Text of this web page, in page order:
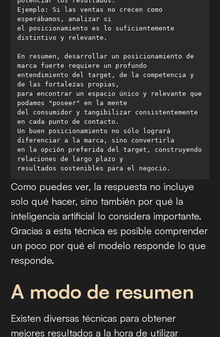
Ejemplo: Si las ventas no crecen como
el posicionamiento es lo suficientemente
En resumen, desarrollar un posicionamiento de
entendimiento del target, de la competencia y
para encontrar un espacio único y relevante que
del consumidor y tangibilizar consistentemente
Un buen posicionamiento no sólo logrará
en la opción preferida del target, construyendo
resultados sostenibles para el negocio.
Como puedes ver, la respuesta no incluye
solo qué hacer, sino también por qué la
inteligencia artificial lo considera importante.
Gracias a esta técnica es posible comprender
un poco por qué el modelo responde lo que
responde.
A modo de resumen
Existen diversas técnicas para obtener
mejores resultados a la hora de utilizar